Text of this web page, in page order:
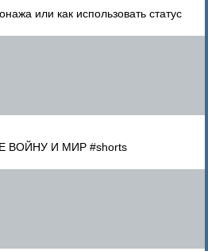
или как использовать статус
ВОЙНУ И МИР #shorts